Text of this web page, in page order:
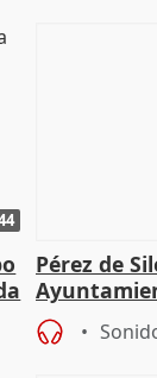
Pérez de